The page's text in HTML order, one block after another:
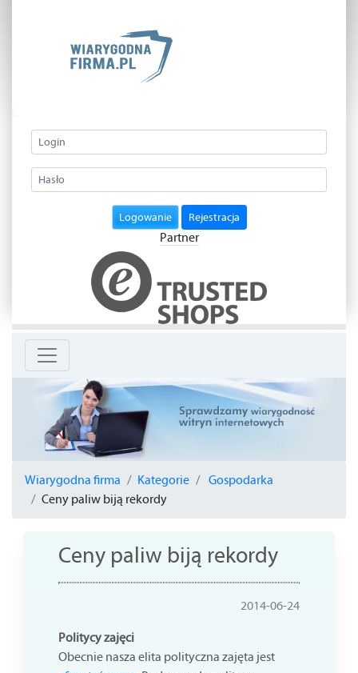
Logowanie Rejestracja
Partner
Wiarygodna firma Kategorie
Gospodarka
Ceny paliw biją rekordy
Ceny paliw biją rekordy
2014-06-24
Politycy zajęci
Obecnie nasza elita polityczna zajęta jest